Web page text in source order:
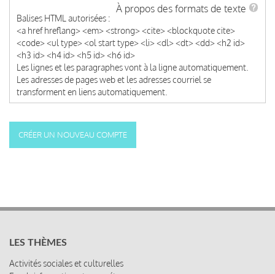
À propos des formats de texte
Balises HTML autorisées :
<a href hreflang> <em> <strong> <cite> <blockquote cite>
<code> <ul type> <ol start type> <li> <dl> <dt> <dd> <h2 id>
<h3 id> <h4 id> <h5 id> <h6 id>
Les lignes et les paragraphes vont à la ligne automatiquement.
Les adresses de pages web et les adresses courriel se
transforment en liens automatiquement.
LES THÈMES
Activités sociales et culturelles